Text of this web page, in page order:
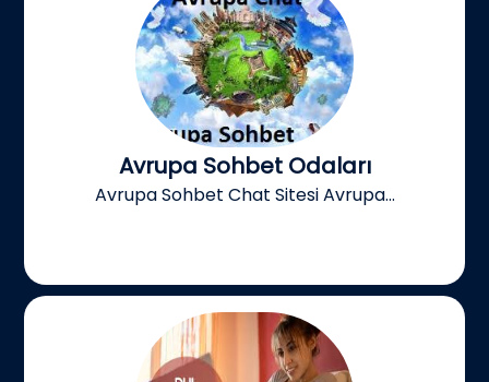
Avrupa Sohbet Odaları
Avrupa Sohbet Chat Sitesi Avrupa...